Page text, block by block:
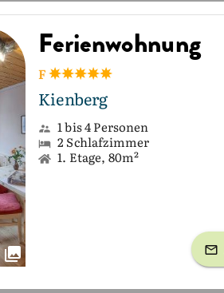
Ferienwohnung
F
Kienberg
1 bis 4 Personen
2 Schlafzimmer
1. Etage, 80m²